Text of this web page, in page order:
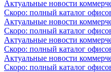
Актуальные новости
Скоро: полный каталог
Актуальные новости
Скоро: полный каталог
Актуальные новости
Скоро: полный каталог
Актуальные новости
Скоро: полный каталог